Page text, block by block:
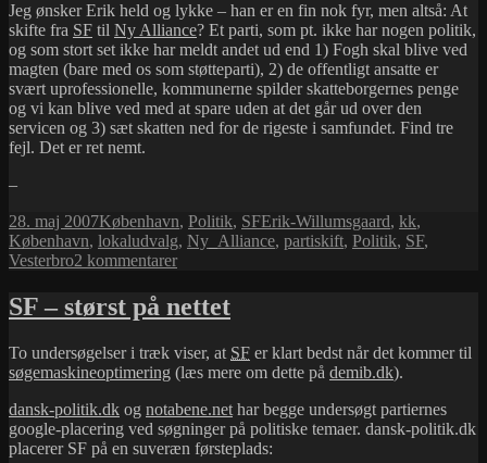
Jeg ønsker Erik held og lykke – han er en fin nok fyr, men altså: At
skifte fra SF til Ny Alliance? Et parti, som pt. ikke har nogen politik,
og som stort set ikke har meldt andet ud end 1) Fogh skal blive ved
magten (bare med os som støtteparti), 2) de offentligt ansatte er
svært uprofessionelle, kommunerne spilder skatteborgernes penge
og vi kan blive ved med at spare uden at det går ud over den
servicen og 3) sæt skatten ned for de rigeste i samfundet. Find tre
fejl. Det er ret nemt.
–
Udgivet
i
28. maj 2007Kategorier
København, Politik, SFTags
Erik-Willumsgaard, kk,
København, lokaludvalg, Ny_Alliance, partiskift, Politik, SF,
Vesterbro2 kommentarertil
SF
til
SF – størst på nettet
To undersøgelser i træk viser, at SF er klart bedst når det kommer til
søgemaskineoptimering (læs mere om dette på demib.dk).
dansk-politik.dk og notabene.net har begge undersøgt partiernes
google-placering ved søgninger på politiske temaer. dansk-politik.dk
placerer SF på en suveræn førsteplads: